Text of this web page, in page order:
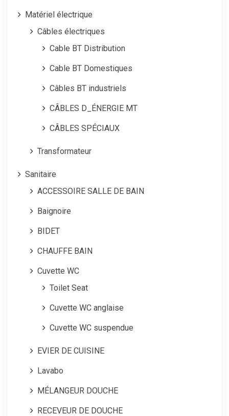
Matériel électrique
Câbles électriques
Cable BT Distribution
Cable BT Domestiques
Câbles BT industriels
CÂBLES D_ÉNERGIE MT
CÂBLES SPÉCIAUX
Transformateur
Sanitaire
ACCESSOIRE SALLE DE BAIN
Baignoire
BIDET
CHAUFFE BAIN
Cuvette WC
Toilet Seat
Cuvette WC anglaise
Cuvette WC suspendue
EVIER DE CUISINE
Lavabo
MÉLANGEUR DOUCHE
RECEVEUR DE DOUCHE